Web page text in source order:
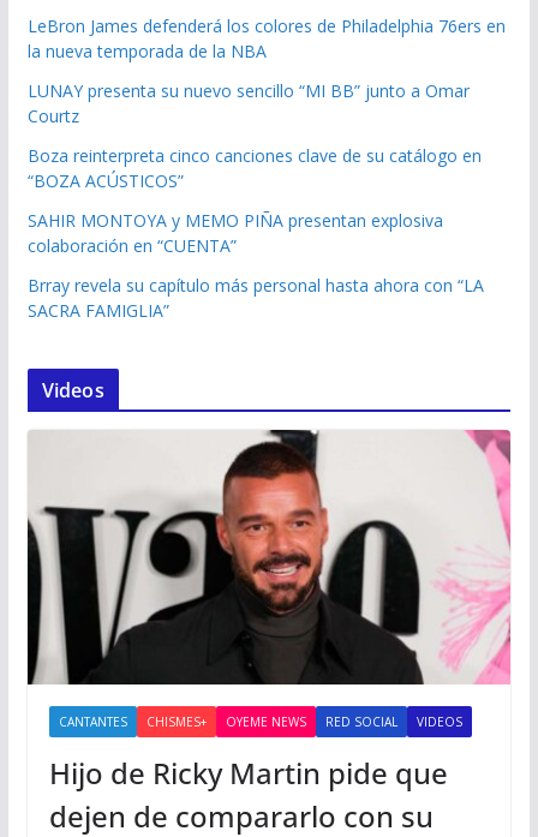
LeBron James defenderá los colores de Philadelphia 76ers en
la nueva temporada de la NBA
LUNAY presenta su nuevo sencillo “MI BB” junto a Omar
Courtz
Boza reinterpreta cinco canciones clave de su catálogo en
“BOZA ACÚSTICOS”
SAHIR MONTOYA y MEMO PIÑA presentan explosiva
colaboración en “CUENTA”
Brray revela su capítulo más personal hasta ahora con “LA
SACRA FAMIGLIA”
Videos
CANTANTES CHISMES+ OYEME NEWS RED SOCIAL VIDEOS
Hijo de Ricky Martin pide que
dejen de compararlo con su